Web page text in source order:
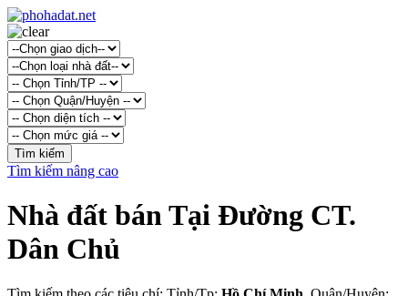
Tìm kiếm nâng cao
Nhà đất bán Tại Đường CT.
Dân Chủ